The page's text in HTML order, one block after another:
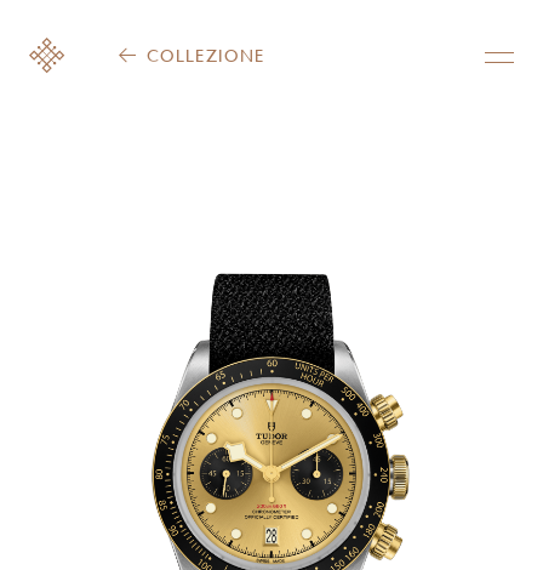
COLLEZIONE